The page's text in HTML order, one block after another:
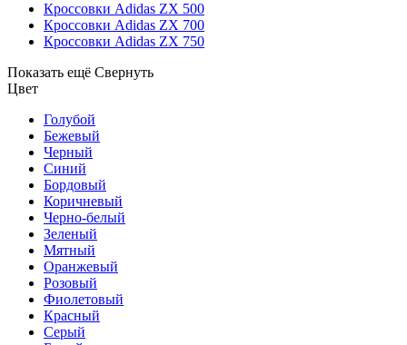
Кроссовки Adidas ZX 500
Кроссовки Adidas ZX 700
Кроссовки Adidas ZX 750
Показать ещё Свернуть
Цвет
Голубой
Бежевый
Черный
Синий
Бордовый
Коричневый
Черно-белый
Зеленый
Мятный
Оранжевый
Розовый
Фиолетовый
Красный
Серый